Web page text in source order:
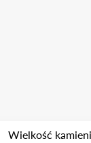
Wielkość